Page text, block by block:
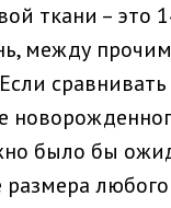
ткани – это
между
сравнивать
было бы